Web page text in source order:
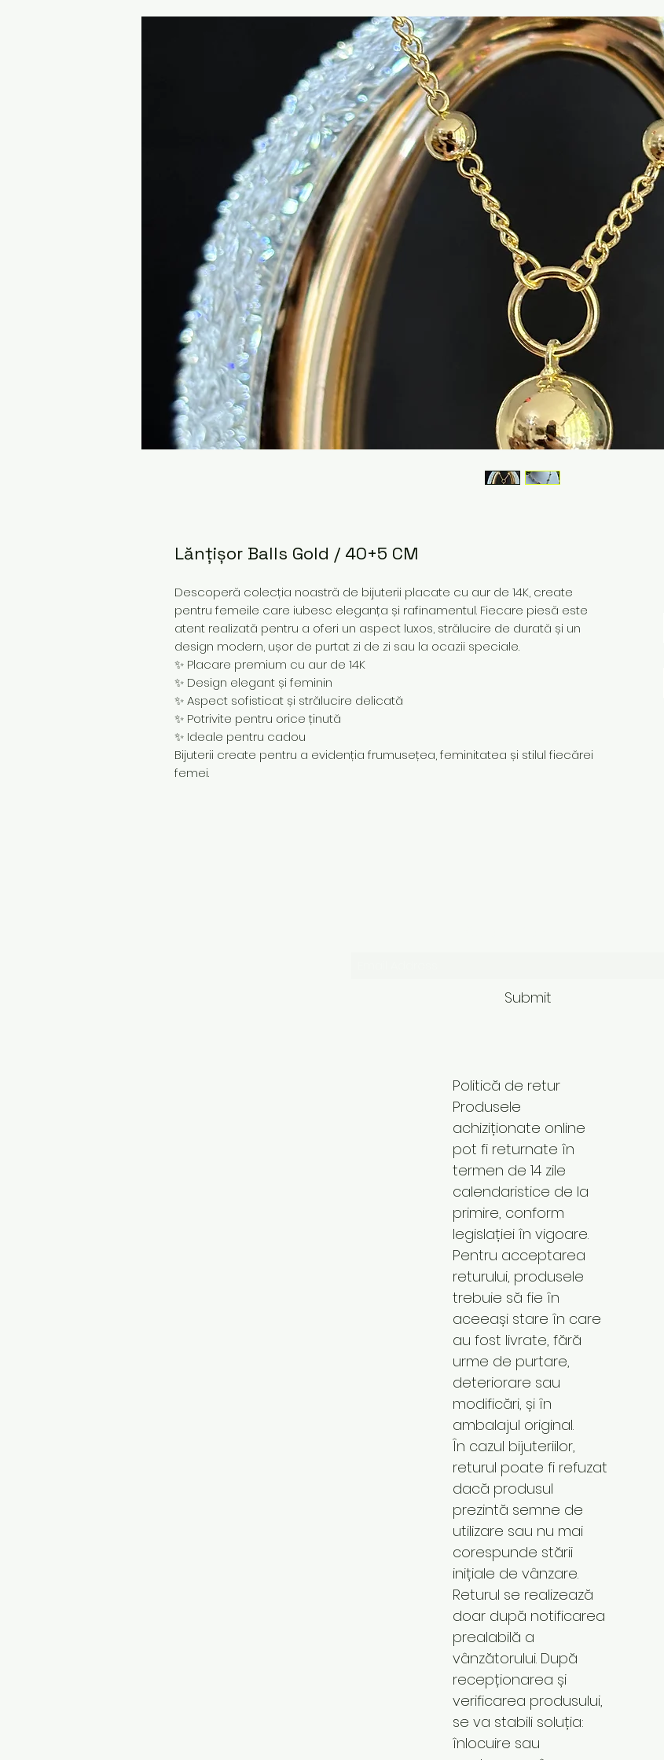
Lănțișor Balls Gold / 40+5 CM
Descoperă colecția noastră de bijuterii placate cu aur de 14K, create
pentru femeile care iubesc eleganța și rafinamentul. Fiecare piesă este
atent realizată pentru a oferi un aspect luxos, strălucire de durată și un
design modern, ușor de purtat zi de zi sau la ocazii speciale.
✨ Placare premium cu aur de 14K
✨ Design elegant și feminin
✨ Aspect sofisticat și strălucire delicată
✨ Potrivite pentru orice ținută
✨ Ideale pentru cadou
Bijuterii create pentru a evidenția frumusețea, feminitatea și stilul fiecărei
femei.
Submit
Politică de retur
Produsele
achiziționate online
pot fi returnate în
termen de 14 zile
calendaristice de la
primire, conform
legislației în vigoare.
Pentru acceptarea
returului, produsele
trebuie să fie în
aceeași stare în care
au fost livrate, fără
urme de purtare,
deteriorare sau
modificări, și în
ambalajul original.
În cazul bijuteriilor,
returul poate fi refuzat
dacă produsul
prezintă semne de
utilizare sau nu mai
corespunde stării
inițiale de vânzare.
Returul se realizează
doar după notificarea
prealabilă a
vânzătorului. După
recepționarea și
verificarea produsului,
se va stabili soluția:
înlocuire sau